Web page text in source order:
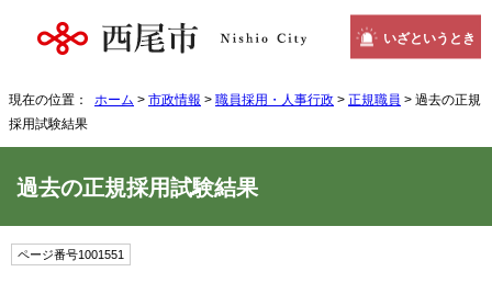
いざというとき
現在の位置： ホーム > 市政情報 > 職員採用・人事行政 > 正規職員 > 過去の正規
採用試験結果
過去の正規採用試験結果
ページ番号1001551